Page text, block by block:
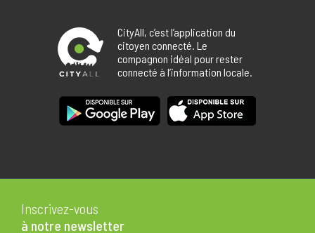
CityAll, c’est l’application du
citoyen connecté. Le
compagnon idéal pour rester
connecté à l’information locale.
Inscrivez-vous
à notre newsletter